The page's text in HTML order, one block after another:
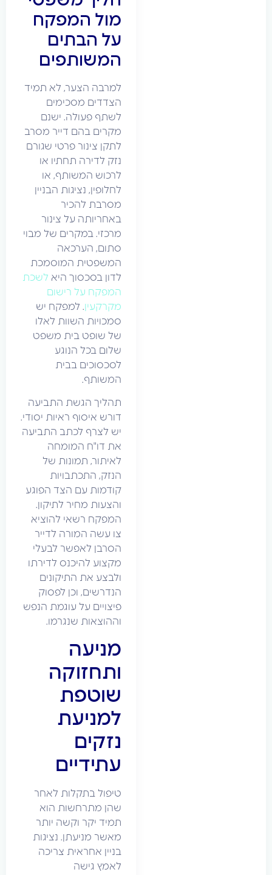
מול המפקח
על הבתים
המשותפים
למרבה הצער, לא תמיד
הצדדים מסכימים
לשתף פעולה. ישנם
מקרים בהם דייר מסרב
לתקן צינור פרטי שגורם
נזק לדירה תחתיו או
לרכוש המשותף, או
לחלופין, נציגות הבניין
מסרבת להכיר
באחריותה על צינור
מרכזי. במקרים של מבוי
סתום, הערכאה
המשפטית המוסמכת
לדון בסכסוך היאלשכת
המפקח על רישום
מקרקעין. למפקח יש
סמכויות השוות לאלו
של שופט בית משפט
שלום בכל הנוגע
לסכסוכים בבית
המשותף.
תהליך הגשת התביעה
דורש איסוף ראיות יסודי.
יש לצרף לכתב התביעה
את דו"ח המומחה
לאיתור, תמונות של
הנזק, התכתבויות
קודמות עם הצד הפוגע
והצעות מחיר לתיקון.
המפקח רשאי להוציא
צו עשה המורה לדייר
הסרבן לאפשר לבעלי
מקצוע להיכנס לדירתו
ולבצע את התיקונים
הנדרשים, וכן לפסוק
פיצויים על עוגמת הנפש
וההוצאות שנגרמו.
מניעה
ותחזוקה
שוטפת
למניעת
נזקים
עתידיים
טיפול בתקלות לאחר
שהן מתרחשות הוא
תמיד יקר וקשה יותר
מאשר מניעתן. נציגות
בניין אחראית צריכה
לאמץ גישה